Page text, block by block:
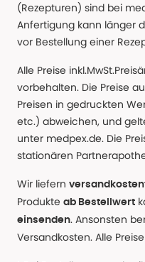
(Rezepturen) sind bei
Anfertigung kann länger
vor Bestellung einer
Alle Preise
vorbehalten. Die Preise
Preisen in gedruckten
etc.) abweichen, und
unter medpex.de. Die
stationären
Wir liefern
Produkte ab Bestellwert
einsenden. Ansonsten
Versandkosten. Alle